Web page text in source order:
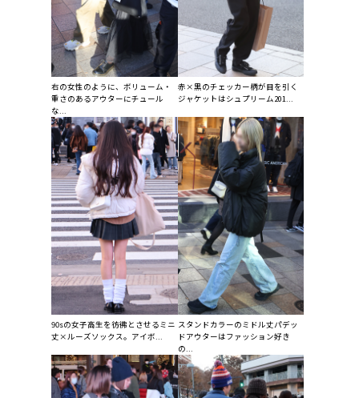
右の女性のように、ボリューム・
重さのあるアウターにチュール
な...
赤×黒のチェッカー柄が目を引く
ジャケットはシュプリーム201...
90sの女子高生を彷彿とさせるミニ
丈×ルーズソックス。アイボ...
スタンドカラーのミドル丈パデッ
ドアウターはファッション好き
の...